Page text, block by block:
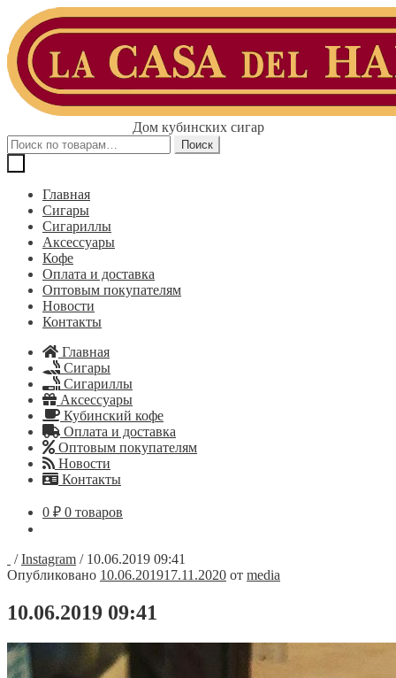
Перейти
навигации
Перейти
содержимому
Дом кубинских сигар
Искать:
Поиск
Главная
Сигары
Сигариллы
Аксессуары
Кофе
Оплата и доставка
Оптовым покупателям
Новости
Контакты
Главная
Сигары
Сигариллы
Аксессуары
Кубинский кофе
Оплата и доставка
Оптовым покупателям
Новости
Контакты
0 ₽ 0 товаров
/Instagram / 10.06.2019 09:41
Опубликовано 10.06.201917.11.2020 от media
10.06.2019 09:41